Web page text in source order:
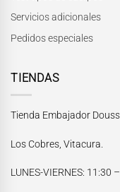
Servicios adicionales
Pedidos especiales
TIENDAS
Tienda Embajador
Los Cobres, Vitacura.
LUNES-VIERNES: 11:30